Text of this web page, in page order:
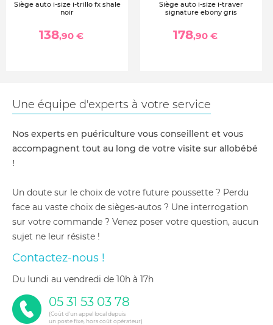
Siège auto i-size i-trillo fx shale
noir
138,90 €
Siège auto i-size i-traver
signature ebony gris
178,90 €
Une équipe d'experts à votre service
Nos experts en puériculture vous conseillent et vous
accompagnent tout au long de votre visite sur allobébé
!
Un doute sur le choix de votre future poussette ? Perdu
face au vaste choix de sièges-autos ? Une interrogation
sur votre commande ? Venez poser votre question, aucun
sujet ne leur résiste !
Contactez-nous !
du lundi au vendredi de 10h à 17h
05 31 53 03 78
(Coût d'un appel local depuis
un poste fixe, hors coût opérateur)